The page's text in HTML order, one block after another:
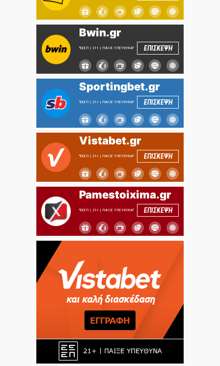
Bwin.gr
"ΕΕΕΠ | 21+ | ΠΑΙΞΕ ΥΠΕΥΘΥΝΑ" ΕΠΙΣΚΕΨΗ
Sportingbet.gr
"ΕΕΕΠ | 21+ | ΠΑΙΞΕ ΥΠΕΥΘΥΝΑ" ΕΠΙΣΚΕΨΗ
Vistabet.gr
"ΕΕΕΠ | 21+ | ΠΑΙΞΕ ΥΠΕΥΘΥΝΑ" ΕΠΙΣΚΕΨΗ
Pamestoixima.gr
"ΕΕΕΠ | 21+ | ΠΑΙΞΕ ΥΠΕΥΘΥΝΑ" ΕΠΙΣΚΕΨΗ